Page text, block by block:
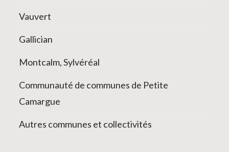
Vauvert
Gallician
Montcalm, Sylvéréal
Communauté de communes de Petite
Camargue
Autres communes et collectivités